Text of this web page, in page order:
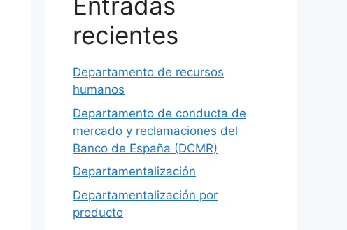
recientes
Departamento de recursos
humanos
Departamento de conducta de
mercado y reclamaciones del
Banco de España (DCMR)
Departamentalización
Departamentalización por
producto